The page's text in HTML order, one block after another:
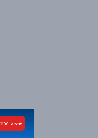
TV živě